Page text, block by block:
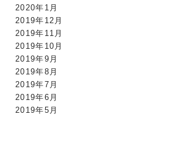
2020年1月
2019年12月
2019年11月
2019年10月
2019年9月
2019年8月
2019年7月
2019年6月
2019年5月